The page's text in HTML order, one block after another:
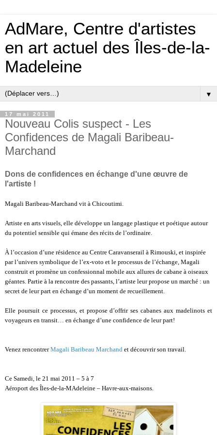
AdMare, Centre d'artistes
en art actuel des Îles-de-la-
Madeleine
▼
17 mai 2011
Nouveau Colis suspect - Les
Confidences de Magali Baribeau-
Marchand
Dons de confidences en échange d'une œuvre de
l'artiste !
Magali Baribeau-Marchand vit à Chicoutimi.
Artiste en arts visuels, elle développe un langage plastique et poétique autour
du potentiel sensible qui émane des récits de l’ordinaire.
À l’occasion d’une résidence au Centre Caravanserail à Rimouski, et inspirée
par l’univers symbolique de l’ex-voto et le processus de l’échange, Magali
construit et promène un confessionnal mobile aux allures de cabane à oiseaux
géantes. Partie à la rencontre des passants, l’artiste leur propose un marché : un
secret de leur part en échange d’un moment de recueillement.
Elle poursuit ce processus, et propose d’offrir ses cabanes aux madelinots et
voyageurs en transit… en échange d’une confidence de leur part!
Venez rencontrerMagali Baribeau Marchand et découvrir son travail.
Ce Samedi, le 21 mai 2011 – 5 à 7
Aéroport des Îles-de-la-MAdeleine – Havre-aux-maisons.